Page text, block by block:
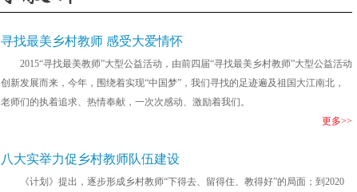
寻找最美乡村教师 感受大爱情怀
2015“寻找最美教师”大型公益活动，由前四届“寻找最美乡村教师”大型公益活动
创新发展而来，今年，围绕着实现“中国梦”，我们寻找的足迹遍及祖国大江南北，
老师们的执着追求、热情奉献，一次次感动、激励着我们。
更多>>
八大实举力促乡村教师队伍建设
《计划》提出，逐步形成乡村教师“下得去、留得住、教得好”的局面；到2020